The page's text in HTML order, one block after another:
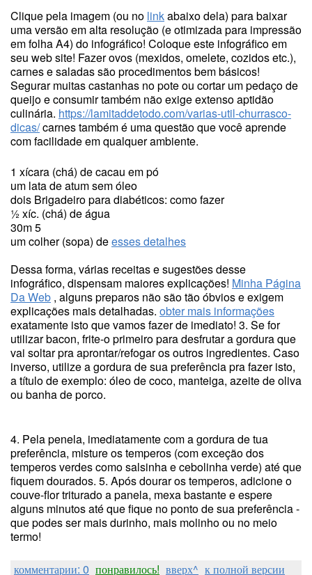
Clique pela imagem (ou no linkabaixo dela) para baixar
uma versão em alta resolução (e otimizada para impressão
em folha A4) do infográfico! Coloque este infográfico em
seu web site! Fazer ovos (mexidos, omelete, cozidos etc.),
carnes e saladas são procedimentos bem básicos!
Segurar muitas castanhas no pote ou cortar um pedaço de
queijo e consumir também não exige extenso aptidão
culinária. https://lamitaddetodo.com/varias-util-churrasco-
dicas/carnes também é uma questão que você aprende
com facilidade em qualquer ambiente.
1 xícara (chá) de cacau em pó
um lata de atum sem óleo
dois Brigadeiro para diabéticos: como fazer
½ xíc. (chá) de água
30m 5
um colher (sopa) deesses detalhes
Dessa forma, várias receitas e sugestões desse
infográfico, dispensam maiores explicações! Minha Página
Da Web , alguns preparos não são tão óbvios e exigem
explicações mais detalhadas. obter mais informações
exatamente isto que vamos fazer de imediato! 3. Se for
utilizar bacon, frite-o primeiro para desfrutar a gordura que
vai soltar pra aprontar/refogar os outros ingredientes. Caso
inverso, utilize a gordura de sua preferência pra fazer isto,
a título de exemplo: óleo de coco, manteiga, azeite de oliva
ou banha de porco.
4. Pela penela, imediatamente com a gordura de tua
preferência, misture os temperos (com exceção dos
temperos verdes como salsinha e cebolinha verde) até que
fiquem dourados. 5. Após dourar os temperos, adicione o
couve-flor triturado a panela, mexa bastante e espere
alguns minutos até que fique no ponto de sua preferência -
que podes ser mais durinho, mais molinho ou no meio
termo!
комментарии: 0 понравилось! вверх^ к полной версии